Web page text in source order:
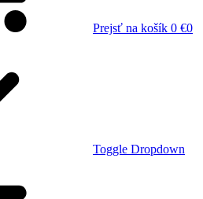
Prejsť na košík 0 €0
Toggle Dropdown